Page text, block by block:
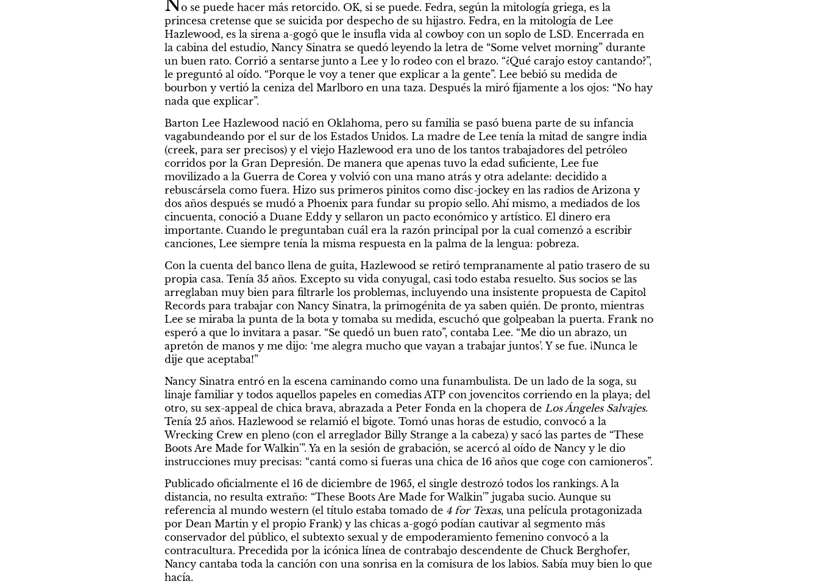
o se puede hacer más retorcido. OK, si se puede. Fedra, según la mitología griega, es la
princesa cretense que se suicida por despecho de su hijastro. Fedra, en la mitología de Lee
Hazlewood, es la sirena a-gogó que le insufla vida al cowboy con un soplo de LSD. Encerrada en
la cabina del estudio, Nancy Sinatra se quedó leyendo la letra de “Some velvet morning” durante
un buen rato. Corrió a sentarse junto a Lee y lo rodeo con el brazo. “¿Qué carajo estoy cantando?”,
le preguntó al oído. “Porque le voy a tener que explicar a la gente”. Lee bebió su medida de
bourbon y vertió la ceniza del Marlboro en una taza. Después la miró fijamente a los ojos: “No hay
nada que explicar”.
Barton Lee Hazlewood nació en Oklahoma, pero su familia se pasó buena parte de su infancia
vagabundeando por el sur de los Estados Unidos. La madre de Lee tenía la mitad de sangre india
(creek, para ser precisos) y el viejo Hazlewood era uno de los tantos trabajadores del petróleo
corridos por la Gran Depresión. De manera que apenas tuvo la edad suficiente, Lee fue
movilizado a la Guerra de Corea y volvió con una mano atrás y otra adelante: decidido a
rebuscársela como fuera. Hizo sus primeros pinitos como disc-jockey en las radios de Arizona y
dos años después se mudó a Phoenix para fundar su propio sello. Ahí mismo, a mediados de los
cincuenta, conoció a Duane Eddy y sellaron un pacto económico y artístico. El dinero era
importante. Cuando le preguntaban cuál era la razón principal por la cual comenzó a escribir
canciones, Lee siempre tenía la misma respuesta en la palma de la lengua: pobreza.
Con la cuenta del banco llena de guita, Hazlewood se retiró tempranamente al patio trasero de su
propia casa. Tenía 35 años. Excepto su vida conyugal, casi todo estaba resuelto. Sus socios se las
arreglaban muy bien para filtrarle los problemas, incluyendo una insistente propuesta de Capitol
Records para trabajar con Nancy Sinatra, la primogénita de ya saben quién. De pronto, mientras
Lee se miraba la punta de la bota y tomaba su medida, escuchó que golpeaban la puerta. Frank no
esperó a que lo invitara a pasar. “Se quedó un buen rato”, contaba Lee. “Me dio un abrazo, un
apretón de manos y me dijo: ‘me alegra mucho que vayan a trabajar juntos’. Y se fue. ¡Nunca le
dije que aceptaba!”
Nancy Sinatra entró en la escena caminando como una funambulista. De un lado de la soga, su
linaje familiar y todos aquellos papeles en comedias ATP con jovencitos corriendo en la playa; del
otro, su sex-appeal de chica brava, abrazada a Peter Fonda en la chopera de Los Ángeles Salvajes.
Tenía 25 años. Hazlewood se relamió el bigote. Tomó unas horas de estudio, convocó a la
Wrecking Crew en pleno (con el arreglador Billy Strange a la cabeza) y sacó las partes de “These
Boots Are Made for Walkin'”. Ya en la sesión de grabación, se acercó al oído de Nancy y le dio
instrucciones muy precisas: “cantá como si fueras una chica de 16 años que coge con camioneros”.
Publicado oficialmente el 16 de diciembre de 1965, el single destrozó todos los rankings. A la
distancia, no resulta extraño: “These Boots Are Made for Walkin'” jugaba sucio. Aunque su
referencia al mundo western (el título estaba tomado de 4 for Texas, una película protagonizada
por Dean Martin y el propio Frank) y las chicas a-gogó podían cautivar al segmento más
conservador del público, el subtexto sexual y de empoderamiento femenino convocó a la
contracultura. Precedida por la icónica línea de contrabajo descendente de Chuck Berghofer,
Nancy cantaba toda la canción con una sonrisa en la comisura de los labios. Sabía muy bien lo que
hacía.